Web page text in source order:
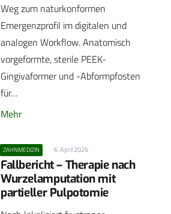
Weg zum naturkonformen
Emergenzprofil im digitalen und
analogen Workflow. Anatomisch
vorgeformte, sterile PEEK-
Gingivaformer und -Abformpfosten
für…
Mehr
ZAHNMEDIZIN 6. April 2026
Fallbericht – Therapie nach
Wurzelamputation mit
partieller Pulpotomie